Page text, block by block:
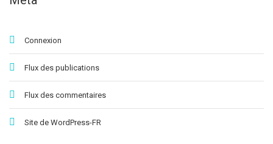
Connexion
Flux des publications
Flux des commentaires
Site de WordPress-FR